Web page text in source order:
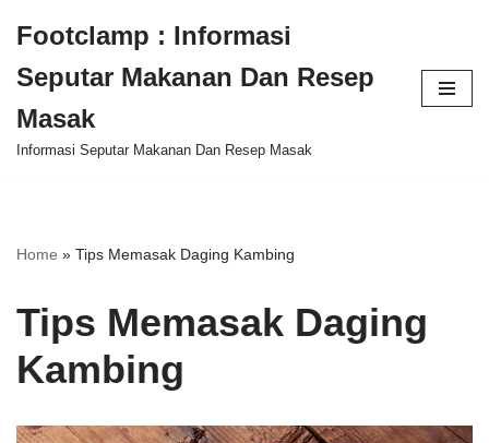
to
content
Footclamp : Informasi
Seputar Makanan Dan Resep
Masak
Informasi Seputar Makanan Dan Resep Masak
Home » Tips Memasak Daging Kambing
Tips Memasak Daging
Kambing